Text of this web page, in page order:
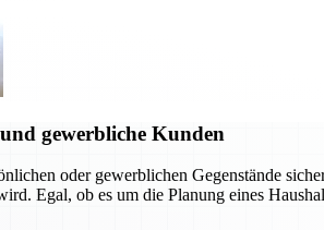
gewerbliche Kunden
oder gewerblichen Gegenstände
Egal, ob es um die Planung eines